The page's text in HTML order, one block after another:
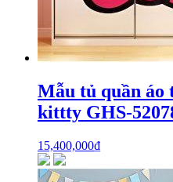
Mẫu tủ quần áo
kittty GHS-
15,400,000₫